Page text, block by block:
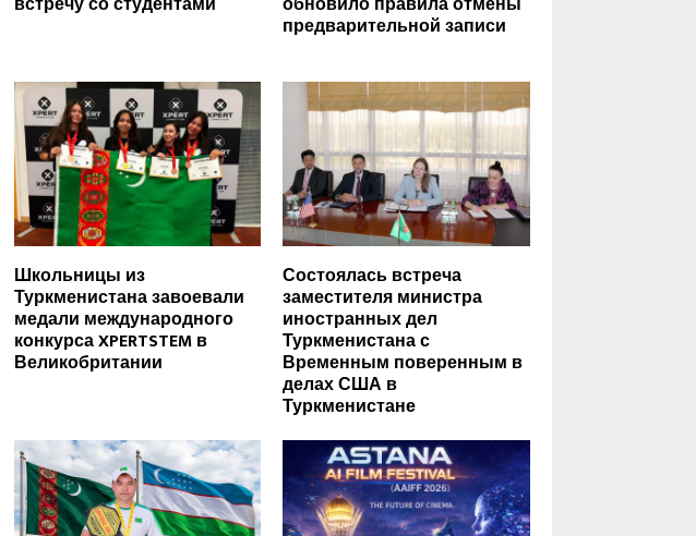
предварительной записи
Школьницы из
Туркменистана завоевали
медали международного
конкурса XPERTSTEM в
Великобритании
Состоялась встреча
заместителя министра
иностранных дел
Туркменистана с
Временным поверенным в
делах США в
Туркменистане